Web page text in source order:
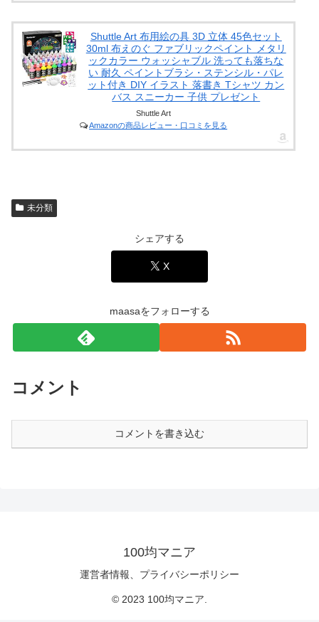
Shuttle Art 布用絵の具 3D 立体 45色セット
30ml 布えのぐ ファブリックペイント メタリ
ックカラー ウォッシャブル 洗っても落ちな
い 耐久 ペイントブラシ・ステンシル・パレ
ット付き DIY イラスト 落書き Tシャツ カン
バス スニーカー 子供 プレゼント
Shuttle Art
Amazonの商品レビュー・口コミを見る
未分類
シェアする
X
maasaをフォローする
コメント
コメントを書き込む
100均マニア
運営者情報、プライバシーポリシー
© 2023 100均マニア.